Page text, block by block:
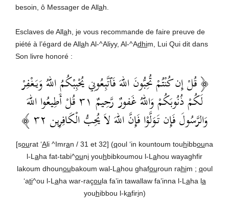
besoin, ô Messager de Allah.
Esclaves de Allah, je vous recommande de faire preuve de
piété à l’égard de Allah Al-^Aliyy, Al-^Adhim, Lui Qui dit dans
Son livre honoré :
﴿ قُلْ إِن كُنْتُمْ تُحِبُّونَ اللهَ فَٱتَّبِعُونِي يُحْبِبْكُمُ اللهُ وَيَغْفِرْ
لَكُمْ ذُنُوبَكُمْ وَاللهُ غَفورٌ رَّحِيمٌ ٣١ قُلْ أَطِيعُوا اللهَ
وَالرَّسُولَ فَإِن تَوَلَّوْا فَإِنَّ اللهَ لاَ يُحِبُّ الْكَافِرِين ٣٢ ﴾
[sourat ‘Ali ^Imran / 31 et 32] (qoul ‘in kountoum touhibbouna
l-L aha fat-tabi^ouni youhbibkoumou l-L ahou wayaghfir
lakoum dhounoubakoum wal-L ahou ghafouroun rahim ; qoul
‘ati^ou l-L aha war-raçoula fa’in tawallaw fa’inna l-L aha la
youhibbou l-kafirin)